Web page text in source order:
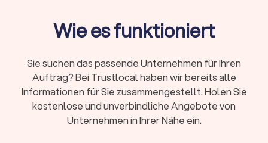
Installation, Wartung und Reparatur von Heizsystemen
spezialisiert ist. Diese Experten arbeiten nicht nur mit
modernen Systemen wie Wärmepumpen, solarthermischen
Anlagen und intelligenten Heizungssteuerungen. Sie sorgen
dafür, dass Ihre Heizung effizient und zuverlässig arbeitet, um
Ihnen jederzeit einen warmen und gemütlichen Wohnraum zu
bieten. Von der Beratung über die Planung bis zur Umsetzung
stehen sie Ihnen mit Fachwissen und Erfahrung zur Seite.
Wie es funktioniert
Sie suchen das passende Unternehmen für Ihren
Auftrag? Bei Trustlocal haben wir bereits alle
Informationen für Sie zusammengestellt. Holen Sie
kostenlose und unverbindliche Angebote von
Unternehmen in Ihrer Nähe ein.